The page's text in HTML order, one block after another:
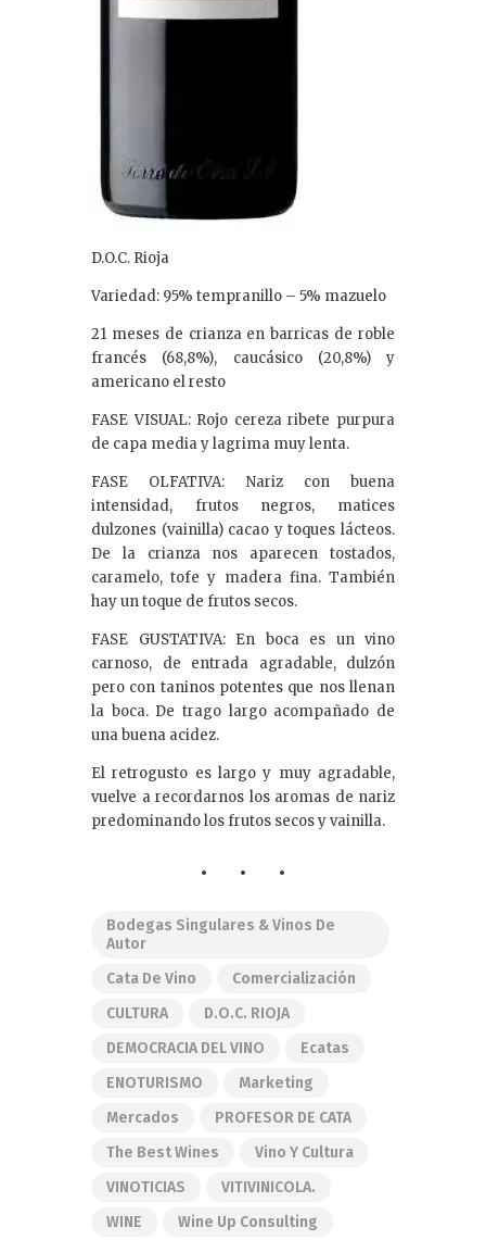
D.O.C. Rioja
Variedad: 95% tempranillo – 5% mazuelo
21 meses de crianza en barricas de roble
francés (68,8%), caucásico (20,8%) y
americano el resto
FASE VISUAL: Rojo cereza ribete purpura
de capa media y lagrima muy lenta.
FASE OLFATIVA: Nariz con buena
intensidad, frutos negros, matices
dulzones (vainilla) cacao y toques lácteos.
De la crianza nos aparecen tostados,
caramelo, tofe y madera fina. También
hay un toque de frutos secos.
FASE GUSTATIVA: En boca es un vino
carnoso, de entrada agradable, dulzón
pero con taninos potentes que nos llenan
la boca. De trago largo acompañado de
una buena acidez.
El retrogusto es largo y muy agradable,
vuelve a recordarnos los aromas de nariz
predominando los frutos secos y vainilla.
Bodegas Singulares & Vinos De
Autor
Cata De Vino
Comercialización
CULTURA
D.O.C. RIOJA
DEMOCRACIA DEL VINO
Ecatas
ENOTURISMO
Marketing
Mercados
PROFESOR DE CATA
The Best Wines
Vino Y Cultura
VINOTICIAS
VITIVINICOLA.
WINE
Wine Up Consulting